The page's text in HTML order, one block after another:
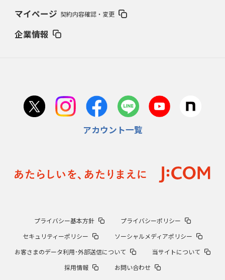
マイページ 契約内容確認・変更
企業情報
アカウント一覧
プライバシー基本方針
プライバシーポリシー
セキュリティーポリシー
ソーシャルメディアポリシー
お客さまのデータ利用･外部送信について
当サイトについて
採用情報
お問い合わせ